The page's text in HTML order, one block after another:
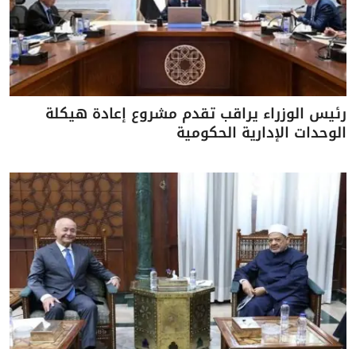
رئيس الوزراء يراقب تقدم مشروع إعادة هيكلة
الوحدات الإدارية الحكومية